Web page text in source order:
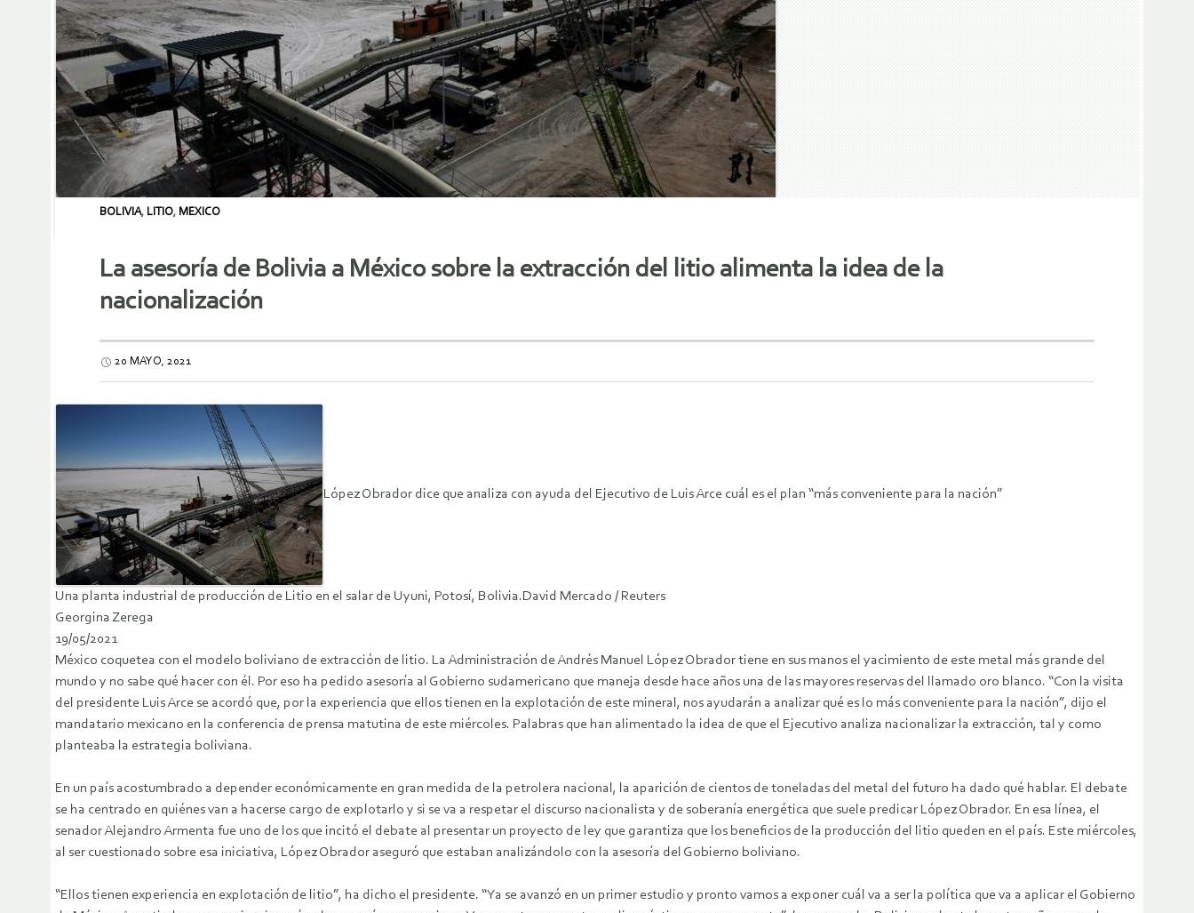
BOLIVIA, LITIO, MEXICO
La asesoría de Bolivia a México sobre la extracción del litio alimenta la idea de la
nacionalización
20 MAYO, 2021
López Obrador dice que analiza con ayuda del Ejecutivo de Luis Arce cuál es el plan “más conveniente para la nación”
Una planta industrial de producción de Litio en el salar de Uyuni, Potosí, Bolivia.David Mercado / Reuters
Georgina Zerega
19/05/2021
México coquetea con el modelo boliviano de extracción de litio. La Administración de Andrés Manuel López Obrador tiene en sus manos el yacimiento de este metal más grande del
mundo y no sabe qué hacer con él. Por eso ha pedido asesoría al Gobierno sudamericano que maneja desde hace años una de las mayores reservas del llamado oro blanco. “Con la visita
del presidente Luis Arce se acordó que, por la experiencia que ellos tienen en la explotación de este mineral, nos ayudarán a analizar qué es lo más conveniente para la nación”, dijo el
mandatario mexicano en la conferencia de prensa matutina de este miércoles. Palabras que han alimentado la idea de que el Ejecutivo analiza nacionalizar la extracción, tal y como
planteaba la estrategia boliviana.
En un país acostumbrado a depender económicamente en gran medida de la petrolera nacional, la aparición de cientos de toneladas del metal del futuro ha dado qué hablar. El debate
se ha centrado en quiénes van a hacerse cargo de explotarlo y si se va a respetar el discurso nacionalista y de soberanía energética que suele predicar López Obrador. En esa línea, el
senador Alejandro Armenta fue uno de los que incitó el debate al presentar un proyecto de ley que garantiza que los beneficios de la producción del litio queden en el país. Este miércoles,
al ser cuestionado sobre esa iniciativa, López Obrador aseguró que estaban analizándolo con la asesoría del Gobierno boliviano.
“Ellos tienen experiencia en explotación de litio”, ha dicho el presidente. “Ya se avanzó en un primer estudio y pronto vamos a exponer cuál va a ser la política que va a aplicar el Gobierno